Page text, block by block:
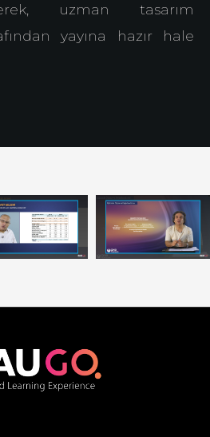
uzman tasarım
yayına hazır hale